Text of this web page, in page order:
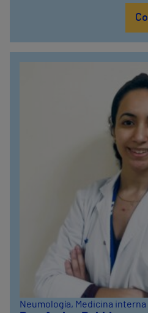
Neumología, Medicina interna